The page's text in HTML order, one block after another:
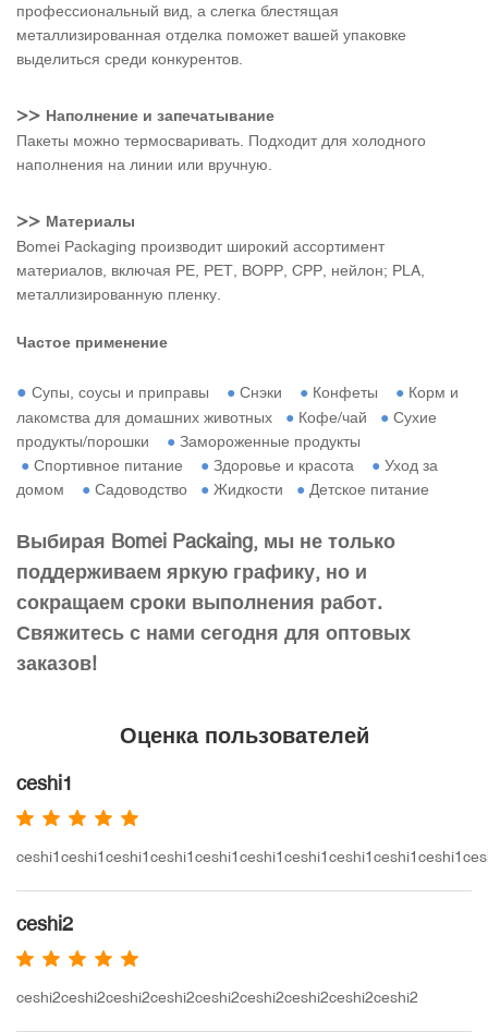
профессиональный вид, а слегка блестящая
металлизированная отделка поможет вашей упаковке
выделиться среди конкурентов.
>> Наполнение и запечатывание
Пакеты можно термосваривать. Подходит для холодного
наполнения на линии или вручную.
>> Материалы
Bomei Packaging производит широкий ассортимент
материалов, включая PE, PET, BOPP, CPP, нейлон; PLA,
металлизированную пленку.
Частое применение
● Супы, соусы и приправы ● Снэки ● Конфеты ● Корм и
лакомства для домашних животных ● Кофе/чай ● Сухие
продукты/порошки ● Замороженные продукты
● Спортивное питание ● Здоровье и красота ● Уход за
домом ● Садоводство ● Жидкости ● Детское питание
Выбирая Bomei Packaing, мы не только
поддерживаем яркую графику, но и
сокращаем сроки выполнения работ.
Свяжитесь с нами сегодня для оптовых
заказов!
Оценка пользователей
ceshi1
ceshi2
ceshi2ceshi2ceshi2ceshi2ceshi2ceshi2ceshi2ceshi2ceshi2